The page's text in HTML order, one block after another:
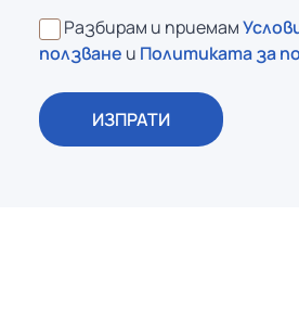
Разбирам и приемам
ползване и Политиката за
ИЗПРАТИ